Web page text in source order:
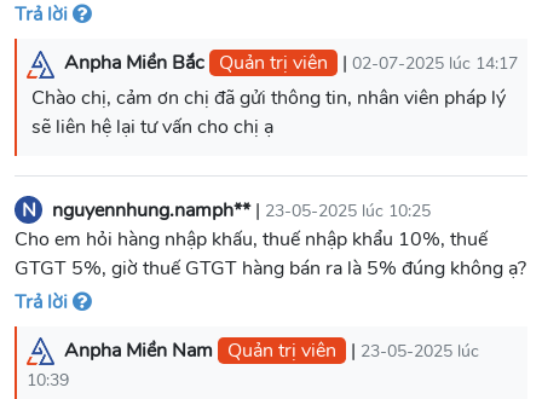
Trả lời
Anpha Miền Bắc Quản trị viên | 02-07-2025 lúc 14:17
Chào chị, cảm ơn chị đã gửi thông tin, nhân viên pháp lý
N nguyennhung.namph**| 23-05-2025 lúc 10:25
Cho em hỏi hàng nhập khấu, thuế nhập khẩu 10%, thuế
GTGT 5%, giờ thuế GTGT hàng bán ra là 5% đúng không ạ?
Trả lời
Anpha Miền Nam Quản trị viên | 23-05-2025 lúc
10:39